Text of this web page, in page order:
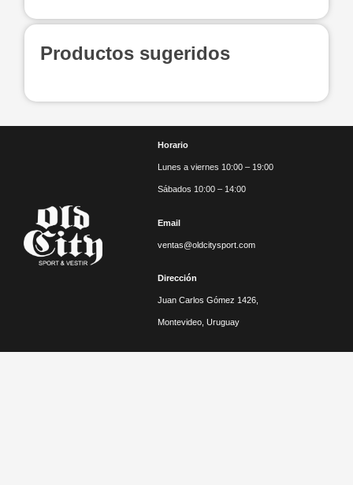
Productos sugeridos
Horario
Lunes a viernes 10:00 – 19:00
Sábados 10:00 – 14:00
Email
ventas@oldcitysport.com
Dirección
Juan Carlos Gómez 1426,
Montevideo, Uruguay